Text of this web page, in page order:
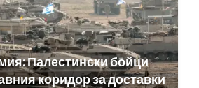
Палестински бойци
коридор за доставки